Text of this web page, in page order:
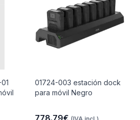
01724-003 estación dock
para móvil Negro
778.79€